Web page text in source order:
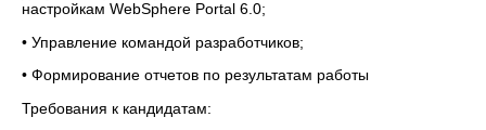
настройкам WebSphere Portal 6.0;
• Управление командой разработчиков;
• Формирование отчетов по результатам работы
Требования к кандидатам: